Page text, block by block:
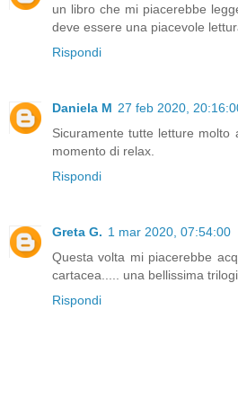
un libro che mi piacerebbe
deve essere una piacevole
Rispondi
Daniela M 27 feb 2020,
Sicuramente tutte letture molto
momento di relax.
Rispondi
Greta G. 1 mar 2020, 07:54:00
Questa volta mi piacerebbe
cartacea..... una bellissima
Rispondi